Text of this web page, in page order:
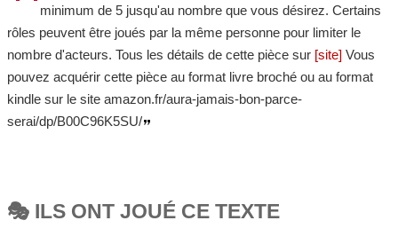
minimum de 5 jusqu'au nombre que vous désirez. Certains
rôles peuvent être joués par la même personne pour limiter le
nombre d'acteurs. Tous les détails de cette pièce sur [site] Vous
pouvez acquérir cette pièce au format livre broché ou au format
kindle sur le site amazon.fr/aura-jamais-bon-parce-
serai/dp/B00C96K5SU/
🎭 ILS ONT JOUÉ CE TEXTE